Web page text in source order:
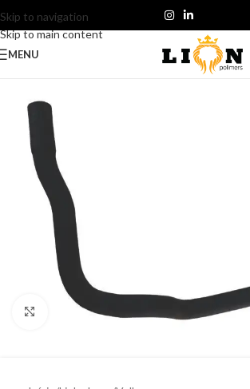
Skip to navigation
Skip to main content
MENU
Click to enlarge